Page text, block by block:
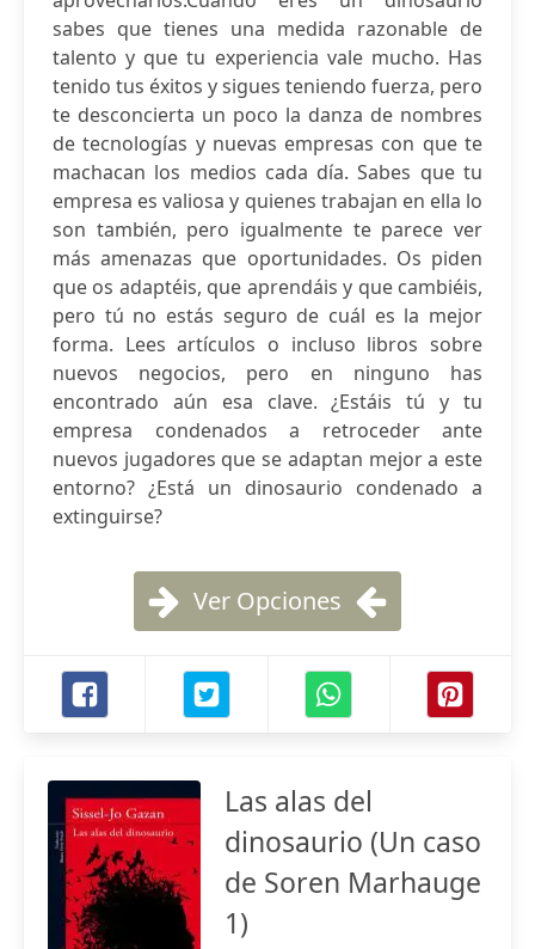
sabes que tienes una medida razonable de
talento y que tu experiencia vale mucho. Has
tenido tus éxitos y sigues teniendo fuerza, pero
te desconcierta un poco la danza de nombres
de tecnologías y nuevas empresas con que te
machacan los medios cada día. Sabes que tu
empresa es valiosa y quienes trabajan en ella lo
son también, pero igualmente te parece ver
más amenazas que oportunidades. Os piden
que os adaptéis, que aprendáis y que cambiéis,
pero tú no estás seguro de cuál es la mejor
forma. Lees artículos o incluso libros sobre
nuevos negocios, pero en ninguno has
encontrado aún esa clave. ¿Estáis tú y tu
empresa condenados a retroceder ante
nuevos jugadores que se adaptan mejor a este
entorno? ¿Está un dinosaurio condenado a
extinguirse?
Ver Opciones
Las alas del
dinosaurio (Un caso
de Soren Marhauge
1)